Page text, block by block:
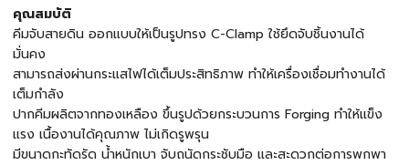
คุณสมบัติ
คีมจับสายดิน ออกแบบให้เป็นรูปทรง C-Clamp ใช้ยึดจับชิ้นงานได้
มั่นคง
สามารถส่งผ่านกระแสไฟได้เต็มประสิทธิภาพ ทำให้เครื่องเชื่อมทำงานได้
เต็มกำลัง
ปากคีมผลิตจากทองเหลือง ขึ้นรูปด้วยกระบวนการ Forging ทำให้แข็ง
แรง เนื้องานได้คุณภาพ ไม่เกิดรูพรุน
มีขนาดกะทัดรัด น้ำหนักเบา จับถนัดกระชับมือ และสะดวกต่อการพกพา